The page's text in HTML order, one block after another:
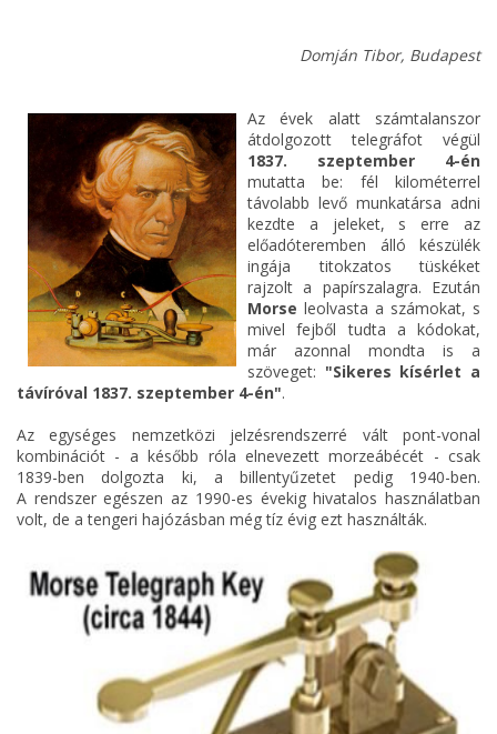
Domján Tibor, Budapest
Az évek alatt számtalanszor
átdolgozott telegráfot végül
1837. szeptember 4-én
mutatta be: fél kilométerrel
távolabb levő munkatársa adni
kezdte a jeleket, s erre az
előadóteremben álló készülék
ingája titokzatos tüskéket
rajzolt a papírszalagra. Ezután
Morse leolvasta a számokat, s
mivel fejből tudta a kódokat,
már azonnal mondta is a
szöveget: "Sikeres kísérlet a
távíróval 1837. szeptember 4-én".
Az egységes nemzetközi jelzésrendszerré vált pont-vonal
kombinációt - a később róla elnevezett morzeábécét - csak
1839-ben dolgozta ki, a billentyűzetet pedig 1940-ben.
A rendszer egészen az 1990-es évekig hivatalos használatban
volt, de a tengeri hajózásban még tíz évig ezt használták.